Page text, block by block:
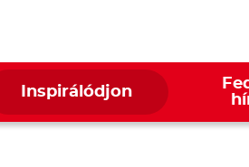
Inspirálódjon